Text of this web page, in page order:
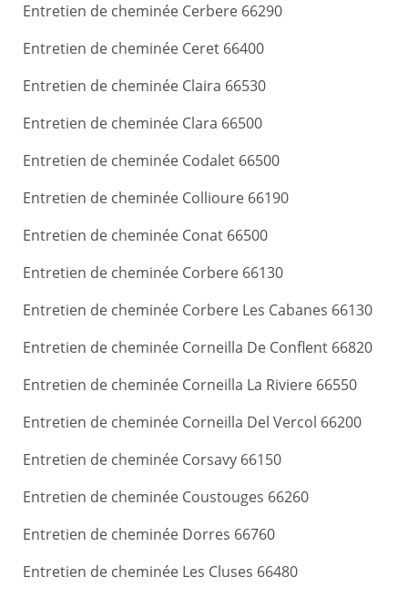
Entretien de cheminée Cerbere 66290
Entretien de cheminée Ceret 66400
Entretien de cheminée Claira 66530
Entretien de cheminée Clara 66500
Entretien de cheminée Codalet 66500
Entretien de cheminée Collioure 66190
Entretien de cheminée Conat 66500
Entretien de cheminée Corbere 66130
Entretien de cheminée Corbere Les Cabanes 66130
Entretien de cheminée Corneilla De Conflent 66820
Entretien de cheminée Corneilla La Riviere 66550
Entretien de cheminée Corneilla Del Vercol 66200
Entretien de cheminée Corsavy 66150
Entretien de cheminée Coustouges 66260
Entretien de cheminée Dorres 66760
Entretien de cheminée Les Cluses 66480